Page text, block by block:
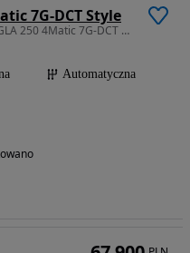
7G-DCT Style
1991 cm3 • 211 KM • Mercedes-Benz GLA 250 4Matic 7G-DCT Style
Automatyczna